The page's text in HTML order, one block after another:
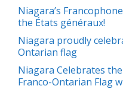
Niagara’s
the États généraux!
Niagara proudly
Ontarian flag
Niagara Celebrates
Franco-Ontarian Flag